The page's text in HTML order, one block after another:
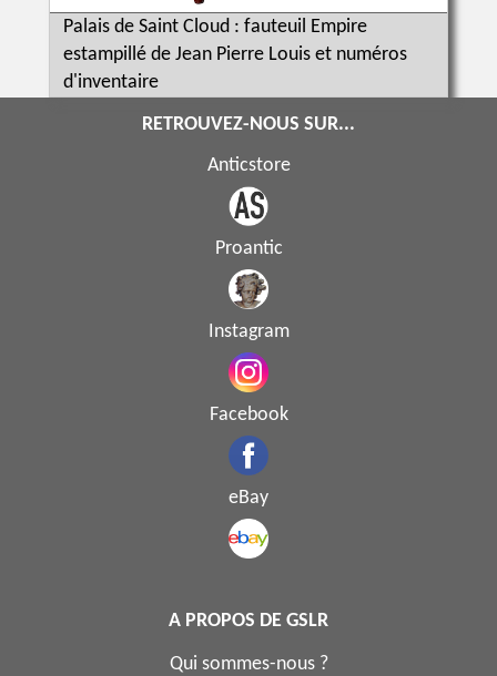
Palais de Saint Cloud : fauteuil Empire
estampillé de Jean Pierre Louis et numéros
d'inventaire
RETROUVEZ-NOUS SUR...
Anticstore
Proantic
Instagram
Facebook
eBay
A PROPOS DE GSLR
Qui sommes-nous ?